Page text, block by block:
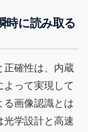
時に読み取る
正確性は、内蔵
よって実現して
る画像認識とは
光学設計と高速